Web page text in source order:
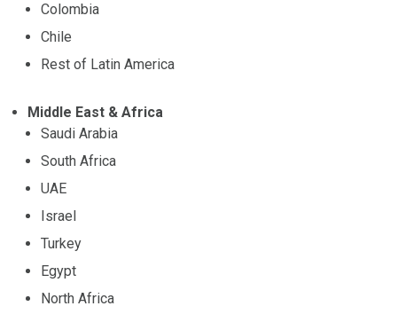
Colombia
Chile
Rest of Latin America
Middle East & Africa
Saudi Arabia
South Africa
UAE
Israel
Turkey
Egypt
North Africa